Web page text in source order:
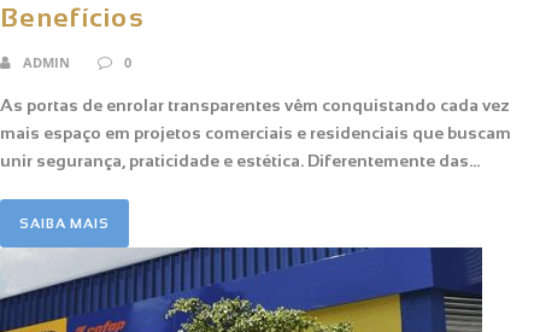
Benefícios
ADMIN 0
As portas de enrolar transparentes vêm conquistando cada vez
mais espaço em projetos comerciais e residenciais que buscam
unir segurança, praticidade e estética. Diferentemente das...
SAIBA MAIS